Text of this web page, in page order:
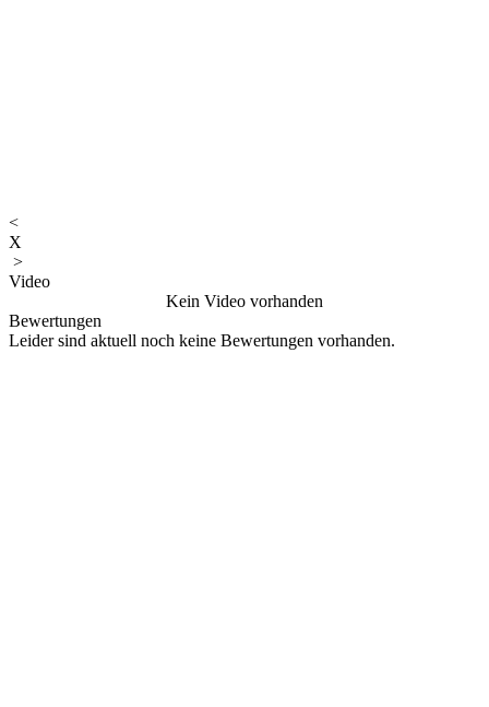
<
X
>
Video
Kein Video vorhanden
Bewertungen
Leider sind aktuell noch keine Bewertungen vorhanden.